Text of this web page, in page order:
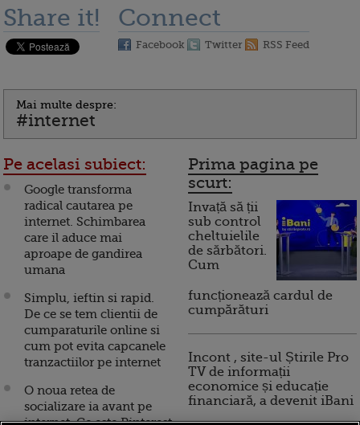
Share it! Connect
Facebook Twitter RSS Feed
Mai multe despre:
#internet
Pe acelasi subiect:
Google transforma
radical cautarea pe
internet. Schimbarea
care il aduce mai
aproape de gandirea
umana
Simplu, ieftin si rapid.
De ce se tem clientii de
cumparaturile online si
cum pot evita capcanele
tranzactiilor pe internet
O noua retea de
socializare ia avant pe
Prima pagina pe
scurt:
Invață să ții
sub control
cheltuielile
de sărbători.
Cum
funcționează cardul de
cumpărături
Incont , site-ul Știrile Pro
TV de informații
economice și educație
financiară, a devenit iBani